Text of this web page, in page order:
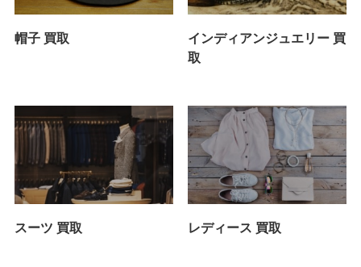
帽子 買取
インディアンジュエリー 買
取
スーツ 買取 レディース 買取